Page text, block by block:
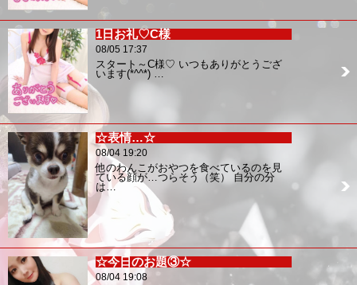
1日お礼♡C様
08/05 17:37
スタート～C様♡ いつもありがとうござ
います(*^^*) …
☆表情…☆
08/04 19:20
他のわんこがおやつを食べているのを見
ている顔が…つらそう（笑） 自分の分
は…
☆今日のお題③☆
08/04 19:08